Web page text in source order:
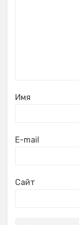
Имя
E-mail
Сайт